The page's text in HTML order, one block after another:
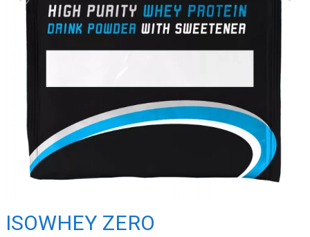
ISOWHEY ZERO